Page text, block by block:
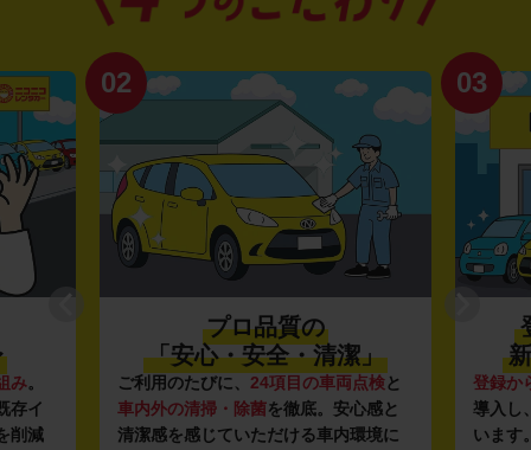
み。
存イ
削減
02
プロ品質の
「安心・安全・清潔」
ご利用のたびに、 24項目の車両点検と
車内外の清掃・除菌を徹底。安心感と
清潔感を感じていただける車内環境に
03
登録か
導入し
います